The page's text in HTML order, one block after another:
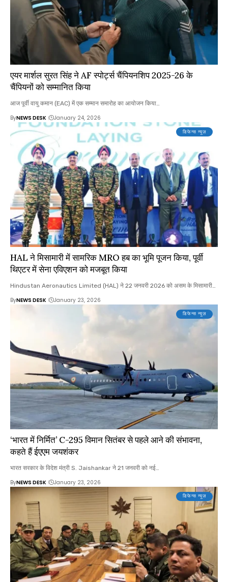
एयर मार्शल सुरत सिंह ने AF स्पोर्ट्स चैंपियनशिप 2025-26 के
चैंपियनों को सम्मानित किया
आज पूर्वी वायु कमान (EAC) में एक सम्मान समारोह का आयोजन किया…
ByNEWS DESK January 24, 2026
डिफेन्स न्यूज़
HAL ने मिसामारी में सामरिक MRO हब का भूमि पूजन किया, पूर्वी
थिएटर में सेना एविएशन को मजबूत किया
Hindustan Aeronautics Limited (HAL) ने 22 जनवरी 2026 को असम के मिसामारी…
ByNEWS DESK January 23, 2026
डिफेन्स न्यूज़
‘भारत में निर्मित’ C-295 विमान सितंबर से पहले आने की संभावना,
कहते हैं ईएएम जयशंकर
भारत सरकार के विदेश मंत्री S. Jaishankar ने 21 जनवरी को नई…
ByNEWS DESK January 23, 2026
डिफेन्स न्यूज़